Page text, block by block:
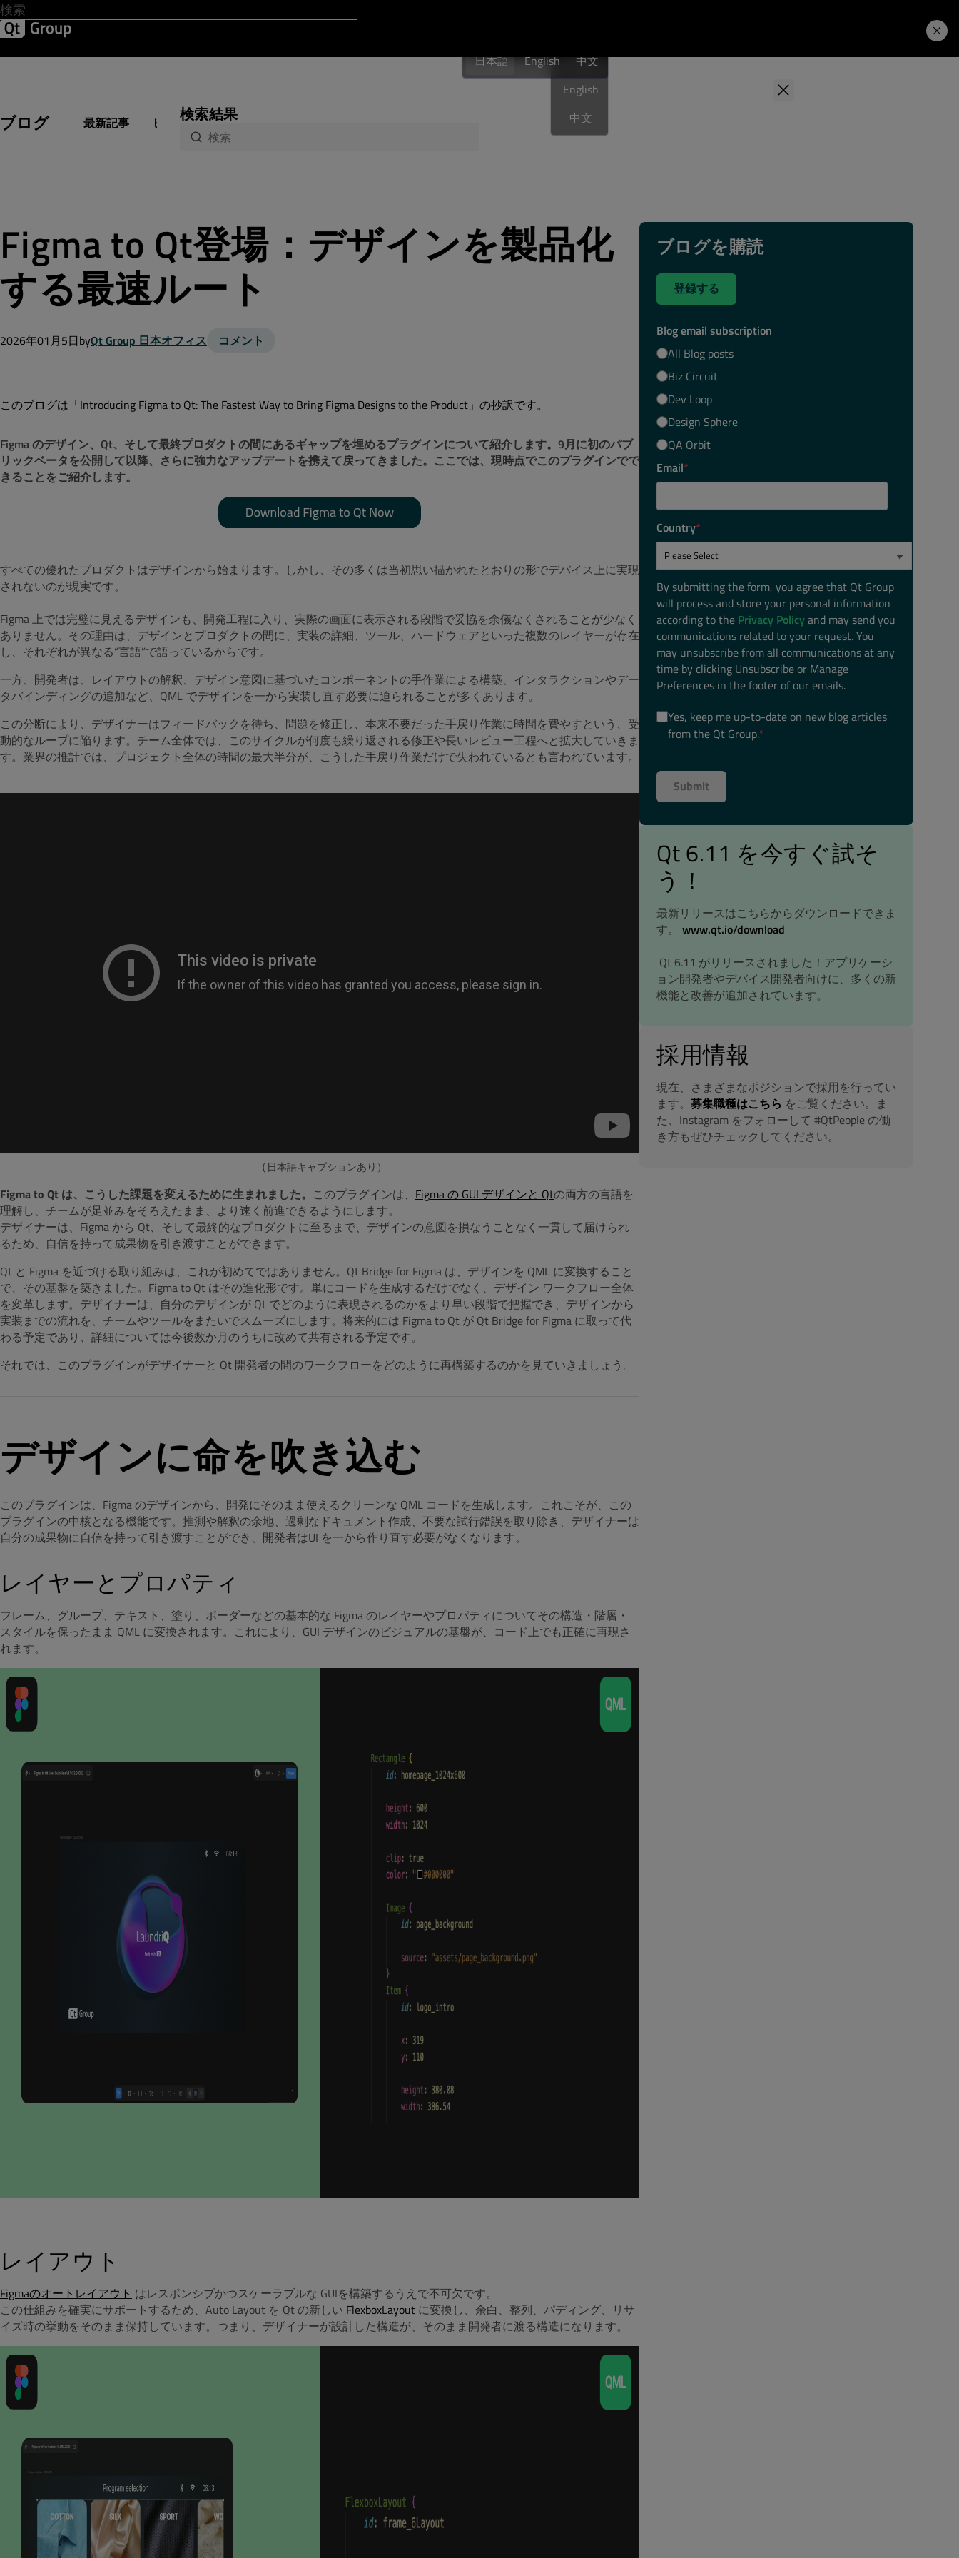
日本語
English
中文
日本語 English 中文
ブログ 最新記事 ビジネス 開発
検索結果
Figma to Qt登場：デザインを製品化
する最速ルート
2026年01月5日byQt Group 日本オフィス コメント
このブログは「Introducing Figma to Qt: The Fastest Way to Bring Figma Designs to the Product 」の抄訳です。
Figma のデザイン、Qt、そして最終プロダクトの間にあるギャップを埋めるプラグインについて紹介します。9月に初のパブ
リックベータを公開して以降、さらに強力なアップデートを携えて戻ってきました。ここでは、現時点でこのプラグインでで
きることをご紹介します。
すべての優れたプロダクトはデザインから始まります。しかし、その多くは当初思い描かれたとおりの形でデバイス上に実現
されないのが現実です。
Figma 上では完璧に見えるデザインも、開発工程に入り、実際の画面に表示される段階で妥協を余儀なくされることが少なく
ありません。その理由は、デザインとプロダクトの間に、実装の詳細、ツール、ハードウェアといった複数のレイヤーが存在
し、それぞれが異なる“言語”で語っているからです。
一方、開発者は、レイアウトの解釈、デザイン意図に基づいたコンポーネントの手作業による構築、インタラクションやデー
タバインディングの追加など、QML でデザインを一から実装し直す必要に迫られることが多くあります。
この分断により、デザイナーはフィードバックを待ち、問題を修正し、本来不要だった手戻り作業に時間を費やすという、受
動的なループに陥ります。チーム全体では、このサイクルが何度も繰り返される修正や長いレビュー工程へと拡大していきま
す。業界の推計では、プロジェクト全体の時間の最大半分が、こうした手戻り作業だけで失われているとも言われています。
（日本語キャプションあり）
Figma to Qt は、こうした課題を変えるために生まれました。 このプラグインは、 Figma の GUI デザインと Qtの両方の言語を
理解し、チームが足並みをそろえたまま、より速く前進できるようにします。
デザイナーは、Figma から Qt、そして最終的なプロダクトに至るまで、デザインの意図を損なうことなく一貫して届けられ
るため、自信を持って成果物を引き渡すことができます。
Qt と Figma を近づける取り組みは、これが初めてではありません。Qt Bridge for Figma は、デザインを QML に変換すること
で、その基盤を築きました。Figma to Qt はその進化形です。単にコードを生成するだけでなく、デザイン ワークフロー全体
を変革します。デザイナーは、自分のデザインが Qt でどのように表現されるのかをより早い段階で把握でき、デザインから
実装までの流れを、チームやツールをまたいでスムーズにします。将来的には Figma to Qt が Qt Bridge for Figma に取って代
わる予定であり、詳細については今後数か月のうちに改めて共有される予定です。
それでは、このプラグインがデザイナーと Qt 開発者の間のワークフローをどのように再構築するのかを見ていきましょう。
デザインに命を吹き込む
このプラグインは、Figma のデザインから、開発にそのまま使えるクリーンな QML コードを生成します。これこそが、この
プラグインの中核となる機能です。推測や解釈の余地、過剰なドキュメント作成、不要な試行錯誤を取り除き、デザイナーは
自分の成果物に自信を持って引き渡すことができ、開発者はUI を一から作り直す必要がなくなります。
レイヤーとプロパティ
フレーム、グループ、テキスト、塗り、ボーダーなどの基本的な Figma のレイヤーやプロパティについてその構造・階層・
スタイルを保ったまま QML に変換されます。これにより、GUI デザインのビジュアルの基盤が、コード上でも正確に再現さ
れます。
レイアウト
Figmaのオートレイアウト はレスポンシブかつスケーラブルな GUIを構築するうえで不可欠です。
この仕組みを確実にサポートするため、Auto Layout を Qt の新しい FlexboxLayout に変換し、余白、整列、パディング、リサ
イズ時の挙動をそのまま保持しています。つまり、デザイナーが設計した構造が、そのまま開発者に渡る構造になります。
ブログを購読
登録する
Blog email subscription
All Blog posts
Biz Circuit
Dev Loop
Design Sphere
QA Orbit
Email*
Country*
By submitting the form, you agree that Qt Group
will process and store your personal information
according to the Privacy Policyand may send you
communications related to your request. You
may unsubscribe from all communications at any
time by clicking Unsubscribe or Manage
Preferences in the footer of our emails.
Yes, keep me up-to-date on new blog articles
from the Qt Group.*
Qt 6.11 を今すぐ試そ
う！
最新リリースはこちらからダウンロードできま
す。 www.qt.io/download
Qt 6.11 がリリースされました！アプリケーシ
ョン開発者やデバイス開発者向けに、多くの新
機能と改善が追加されています。
採用情報
現在、さまざまなポジションで採用を行ってい
ます。 募集職種はこちら をご覧ください。ま
た、Instagram をフォローして #QtPeople の働
き方もぜひチェックしてください。